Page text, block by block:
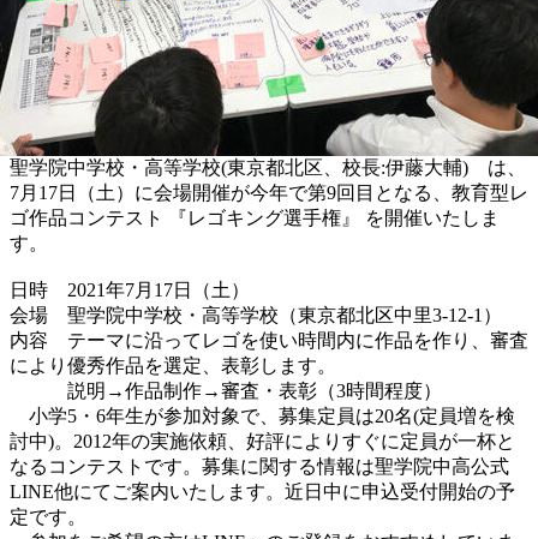
聖学院中学校・高等学校(東京都北区、校長:伊藤大輔) は、
7月17日（土）に会場開催が今年で第9回目となる、教育型レ
ゴ作品コンテスト 『レゴキング選手権』 を開催いたしま
す。
日時 2021年7月17日（土）
会場 聖学院中学校・高等学校（東京都北区中里3-12-1）
内容 テーマに沿ってレゴを使い時間内に作品を作り、審査
により優秀作品を選定、表彰します。
説明→作品制作→審査・表彰（3時間程度）
小学5・6年生が参加対象で、募集定員は20名(定員増を検
討中)。2012年の実施依頼、好評によりすぐに定員が一杯と
なるコンテストです。募集に関する情報は聖学院中高公式
LINE他にてご案内いたします。近日中に申込受付開始の予
定です。